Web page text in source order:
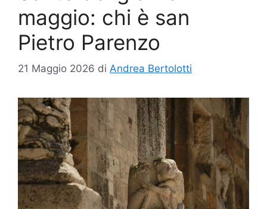
maggio: chi è san
Pietro Parenzo
21 Maggio 2026 di Andrea Bertolotti